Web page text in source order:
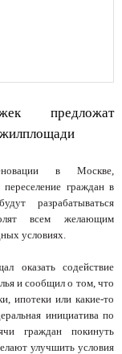
в Москве,
граждан в
разрабатываться
всем желающим
условиях.
оказать содействие
и сообщил о том, что
ипотеки или какие-то
инициатива по
граждан покинуть
улучшить условия